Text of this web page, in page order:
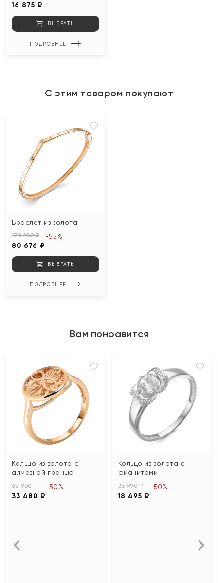
16 875 ₽
ВЫБРАТЬ
ПОДРОБНЕЕ
С этим товаром покупают
Браслет из золота
179 280 ₽
80 676 ₽
-55%
ВЫБРАТЬ
ПОДРОБНЕЕ
Вам понравится
Кольцо из золота с
алмазной гранью
66 960 ₽
33 480 ₽
-50%
Кольцо из золота с
фианитами
36 990 ₽
18 495 ₽
-50%